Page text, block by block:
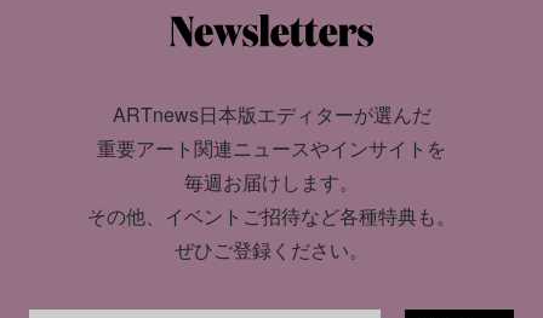
ARTnews日本版エディターが選んだ
重要アート関連ニュースやインサイトを
毎週お届けします。
その他、イベントご招待など各種特典も。
ぜひご登録ください。